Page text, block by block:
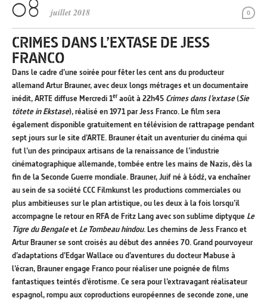
0
juillet 2018
CRIMES DANS L’EXTASE DE JESS
FRANCO
Dans le cadre d’une soirée pour fêter les cent ans du producteur
allemand Artur Brauner, avec deux longs métrages et un documentaire
inédit, ARTE diffuse Mercredi 1eraoût à 22h45 Crimes dans l’extase(Sie
tötete in Ekstase), réalisé en 1971 par Jess Franco. Le film sera
également disponible gratuitement en télévision de rattrapage pendant
sept jours sur le site d’ARTE. Brauner était un aventurier du cinéma qui
fut l’un des principaux artisans de la renaissance de l’industrie
cinématographique allemande, tombée entre les mains de Nazis, dès la
fin de la Seconde Guerre mondiale. Brauner, Juif né à Łódź, va enchaîner
au sein de sa société CCC Filmkunst les productions commerciales ou
plus ambitieuses sur le plan artistique, ou les deux à la fois lorsqu’il
accompagne le retour en RFA de Fritz Lang avec son sublime diptyque Le
Tigre du Bengaleet Le Tombeau hindou. Les chemins de Jess Franco et
Artur Brauner se sont croisés au début des années 70. Grand pourvoyeur
d’adaptations d’Edgar Wallace ou d’aventures du docteur Mabuse à
l’écran, Brauner engage Franco pour réaliser une poignée de films
fantastiques teintés d’érotisme. Ce sera pour l’extravagant réalisateur
espagnol, rompu aux coproductions européennes de seconde zone, une